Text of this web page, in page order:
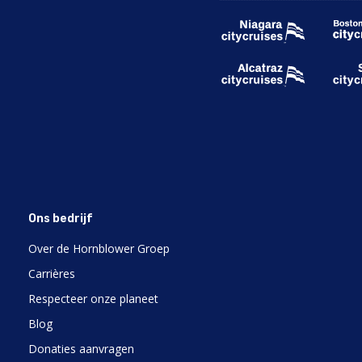
Ons bedrijf
Over de Hornblower Groep
Carrières
Respecteer onze planeet
Blog
Donaties aanvragen